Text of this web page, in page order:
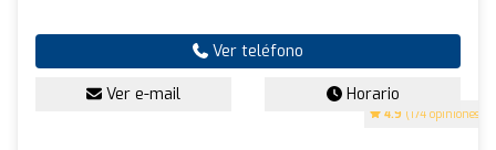
4.9 (174 opiniones)
Ver teléfono
Ver e-mail Horario